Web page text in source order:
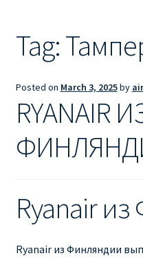
RYANAIR ИЗ РИГИ
RYANAIR ИЗ ТАЛЛИНА
Ryanair из Тампере
БРНО
Tag:
Posted on March 3, 2025by
RYANAIR
Ryanair
Ryanair из Финляндии